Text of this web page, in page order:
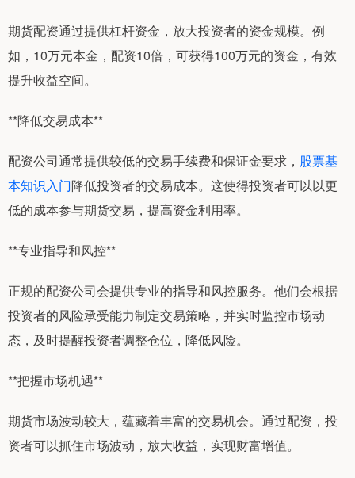
期货配资通过提供杠杆资金，放大投资者的资金规模。例
如，10万元本金，配资10倍，可获得100万元的资金，有效
提升收益空间。
**降低交易成本**
配资公司通常提供较低的交易手续费和保证金要求， 股票基
本知识入门降低投资者的交易成本。这使得投资者可以以更
低的成本参与期货交易，提高资金利用率。
**专业指导和风控**
正规的配资公司会提供专业的指导和风控服务。他们会根据
投资者的风险承受能力制定交易策略，并实时监控市场动
态，及时提醒投资者调整仓位，降低风险。
**把握市场机遇**
期货市场波动较大，蕴藏着丰富的交易机会。通过配资，投
资者可以抓住市场波动，放大收益，实现财富增值。